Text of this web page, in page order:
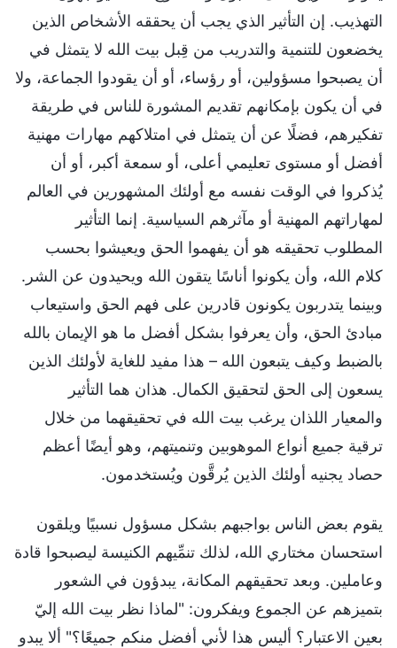
التهذيب. إن التأثير الذي يجب أن يحققه الأشخاص الذين
يخضعون للتنمية والتدريب من قِبل بيت الله لا يتمثل في
أن يصبحوا مسؤولين، أو رؤساء، أو أن يقودوا الجماعة، ولا
في أن يكون بإمكانهم تقديم المشورة للناس في طريقة
تفكيرهم، فضلًا عن أن يتمثل في امتلاكهم مهارات مهنية
أفضل أو مستوى تعليمي أعلى، أو سمعة أكبر، أو أن
يُذكروا في الوقت نفسه مع أولئك المشهورين في العالم
لمهاراتهم المهنية أو مآثرهم السياسية. إنما التأثير
المطلوب تحقيقه هو أن يفهموا الحق ويعيشوا بحسب
كلام الله، وأن يكونوا أناسًا يتقون الله ويحيدون عن الشر.
وبينما يتدربون يكونون قادرين على فهم الحق واستيعاب
مبادئ الحق، وأن يعرفوا بشكل أفضل ما هو الإيمان بالله
بالضبط وكيف يتبعون الله – هذا مفيد للغاية لأولئك الذين
يسعون إلى الحق لتحقيق الكمال. هذان هما التأثير
والمعيار اللذان يرغب بيت الله في تحقيقهما من خلال
ترقية جميع أنواع الموهوبين وتنميتهم، وهو أيضًا أعظم
حصاد يجنيه أولئك الذين يُرقَّون ويُستخدمون.
يقوم بعض الناس بواجبهم بشكل مسؤول نسبيًا ويلقون
استحسان مختاري الله، لذلك تنمِّيهم الكنيسة ليصبحوا قادة
وعاملين. وبعد تحقيقهم المكانة، يبدؤون في الشعور
بتميزهم عن الجموع ويفكرون: "لماذا نظر بيت الله إليّ
بعين الاعتبار؟ أليس هذا لأني أفضل منكم جميعًا؟" ألا يبدو